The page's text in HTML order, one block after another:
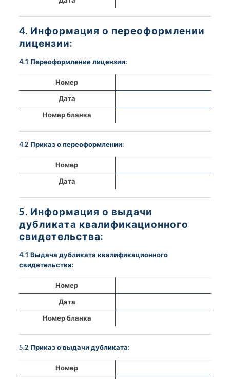
4. Информация о переоформлении
лицензии:
4.1 Переоформление лицензии:
Номер
Дата
Номер бланка
4.2 Приказ о переоформлении:
Номер
Дата
5. Информация о выдачи
дубликата квалификационного
свидетельства:
4.1 Выдача дубликата квалификационного
свидетельства:
Номер
Дата
Номер бланка
5.2 Приказ о выдачи дубликата:
Номер